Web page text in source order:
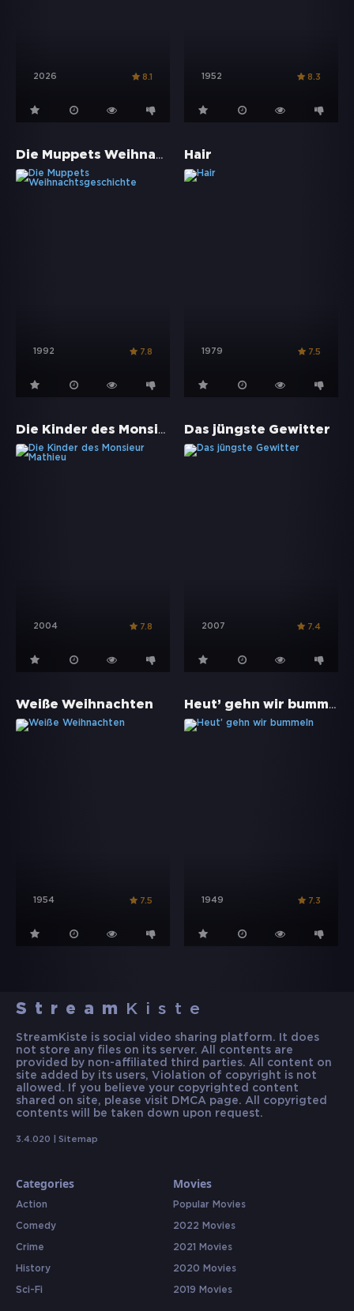
2026 8.1 1952 8.3
Die Muppets Weihnachtsgeschichte
1992 7.8
Hair
1979 7.5
Die Kinder des Monsieur Mathieu
2004 7.8
Das jüngste Gewitter
2007 7.4
Weiße Weihnachten
1954 7.5
Heut’ gehn wir bummeln
1949 7.3
Stream Kiste
StreamKiste is social video sharing platform. It does
not store any files on its server. All contents are
provided by non-affiliated third parties. All content on
site added by its users, Violation of copyright is not
allowed. If you believe your copyrighted content
shared on site, please visit DMCA page. All copyrigted
contents will be taken down upon request.
3.4.020 | Sitemap
Categories
Action
Comedy
Crime
History
Sci-Fi
Movies
Popular Movies
2022 Movies
2021 Movies
2020 Movies
2019 Movies